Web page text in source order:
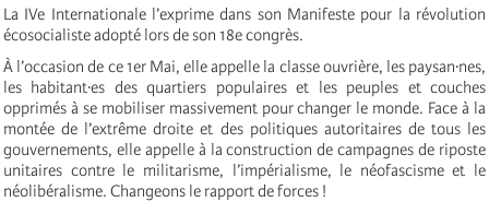
La IVe Internationale l’exprime dans son Manifeste pour la révolution
écosocialiste adopté lors de son 18e congrès.
À l’occasion de ce 1er Mai, elle appelle la classe ouvrière, les paysan·nes,
les habitant·es des quartiers populaires et les peuples et couches
opprimés à se mobiliser massivement pour changer le monde. Face à la
montée de l’extrême droite et des politiques autoritaires de tous les
gouvernements, elle appelle à la construction de campagnes de riposte
unitaires contre le militarisme, l’impérialisme, le néofascisme et le
néolibéralisme. Changeons le rapport de forces !